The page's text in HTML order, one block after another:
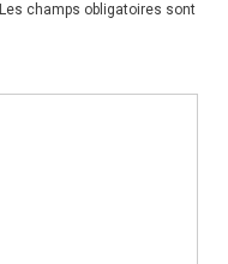
Les champs obligatoires sont